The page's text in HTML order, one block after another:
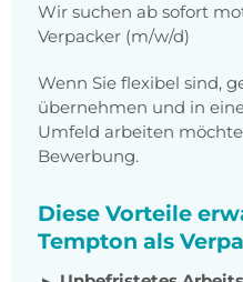
Wir suchen ab sofort
Verpacker (m/w/d)
Wenn Sie flexibel sind,
übernehmen und in
Umfeld arbeiten
Bewerbung.
Diese Vorteile
Tempton als